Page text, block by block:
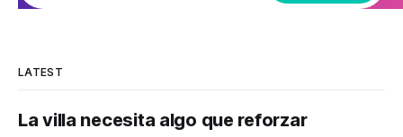
LATEST
La villa necesita algo que reforzar